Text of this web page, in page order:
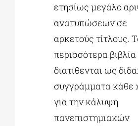
ετησίως μεγάλο
ανατυπώσεων σε
αρκετούς τίτλους.
περισσότερα βιβλία
διατίθενται ως
συγγράμματα κάθε
για την κάλυψη
πανεπιστημιακών